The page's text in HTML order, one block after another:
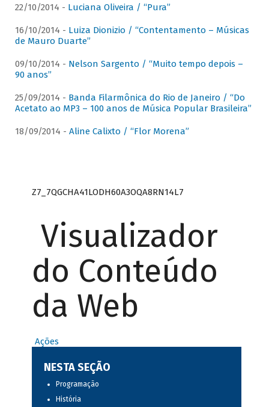
22/10/2014 - Luciana Oliveira / “Pura”
16/10/2014 - Luiza Dionizio / “Contentamento – Músicas
de Mauro Duarte”
09/10/2014 - Nelson Sargento / “Muito tempo depois –
90 anos”
25/09/2014 - Banda Filarmônica do Rio de Janeiro / “Do
Acetato ao MP3 – 100 anos de Música Popular Brasileira”
18/09/2014 - Aline Calixto / “Flor Morena”
Z7_7QGCHA41LODH60A3OQA8RN14L7
Visualizador
do Conteúdo
da Web
Ações
NESTA SEÇÃO
Programação
História